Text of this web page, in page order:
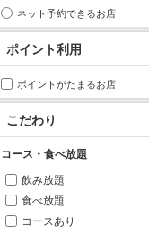
12
14 15 16
19
20 21 22 23 24
26
27 28 29
ネット予約できるお店
ポイント利用
ポイントがたまるお店
こだわり
コース・食べ放題
飲み放題
食べ放題
コースあり